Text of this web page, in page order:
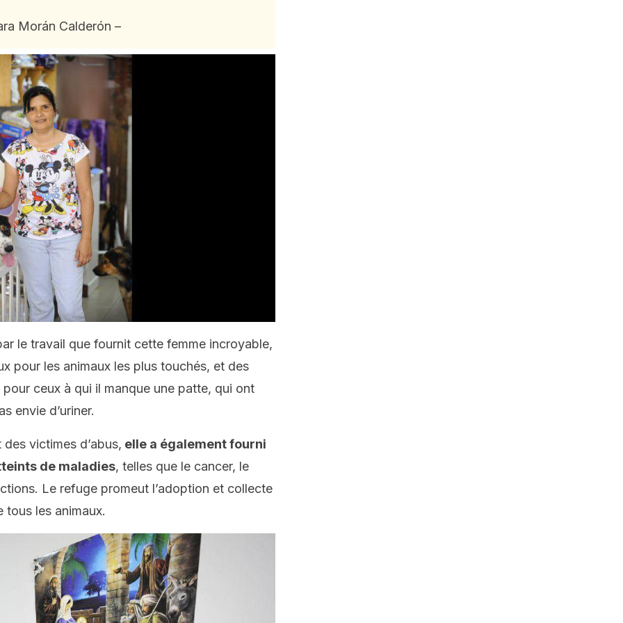
Morán Calderón –
le travail que fournit cette femme incroyable,
pour les animaux les plus touchés, et des
ceux à qui il manque une patte, qui ont
envie d’uriner.
victimes d’abus, elle a également fourni
de maladies, telles que le cancer, le
Le refuge promeut l’adoption et collecte
tous les animaux.